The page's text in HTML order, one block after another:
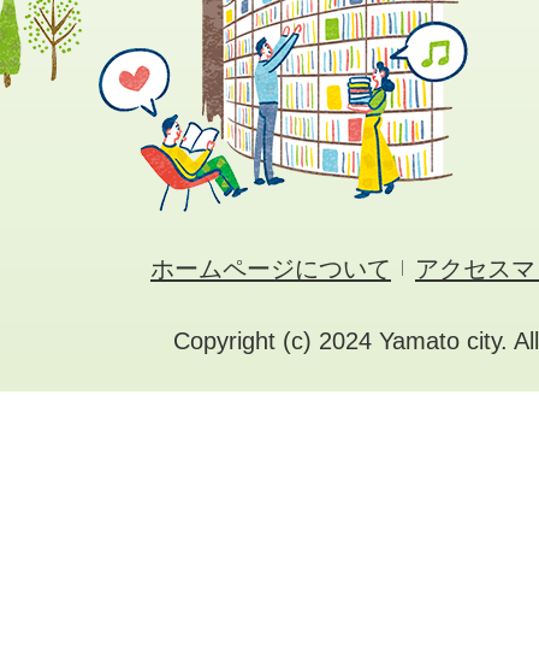
ホームページについて アクセス
Copyright (c) 2024 Yamato city.